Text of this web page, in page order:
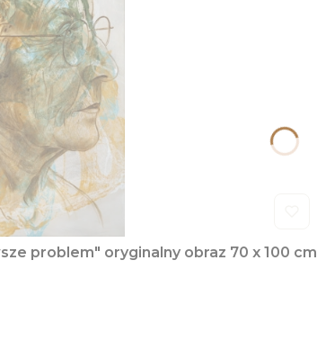
problem" oryginalny obraz 70 x 100 cm